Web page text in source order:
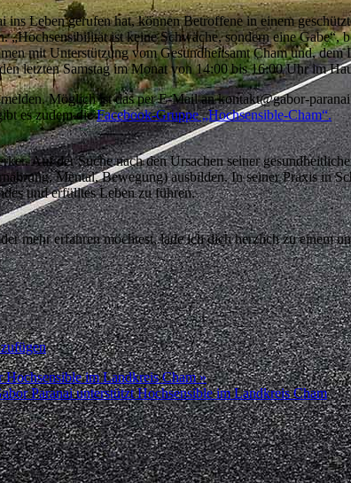
ins Leben gerufen hat, können Betroffene in einem
„Hochsensibilität ist keine Schwäche, sondern eine Gabe“,
mit Unterstützung vom Gesundheitsamt Cham und,
letzten Samstag im Monat von 14:00 bis 16:00 Uhr im
Möglich ist das per E-Mail an kontakt@gabor-
es zudem dieFacebook-Gruppe „Hochsensible-Cham“.
Auf der Suche nach den Ursachen seiner
Mental, Bewegung) ausbilden. In seiner Praxis in
und erfülltes Leben zu führen.
mehr erfahren möchtest, lade ich dich herzlich zu einem
im Landkreis Cham »
Paranai unterstützt Hochsensible im Landkreis Cham